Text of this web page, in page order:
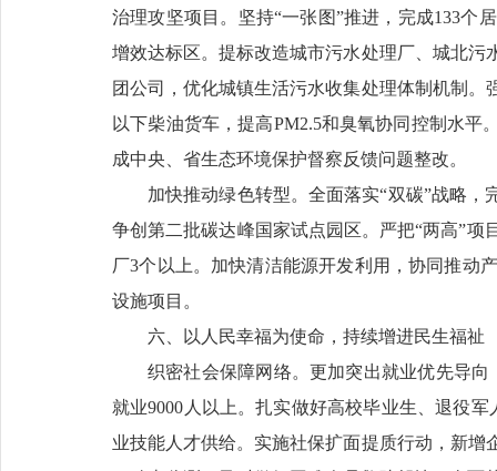
治理攻坚项目。坚持“一张图”推进，完成133个
增效达标区。提标改造城市污水处理厂、城北
团公司，优化城镇生活污水收集处理体制机制
以下柴油货车，提高PM2.5和臭氧协同控制水
成中央、省生态环境保护督察反馈问题整改。
加快推动绿色转型。全面落实“双碳”战略
争创第二批碳达峰国家试点园区。严把“两高”
厂3个以上。加快清洁能源开发利用，协同推动
设施项目。
六、以人民幸福为使命，持续增进民生福祉
织密社会保障网络。更加突出就业优先导
就业9000人以上。扎实做好高校毕业生、退役
业技能人才供给。实施社保扩面提质行动，新增